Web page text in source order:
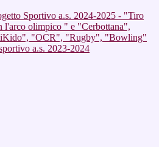
Sportivo a.s. 2024-2025 - "Tiro
l'arco olimpico " e "Cerbottana",
"OCR", "Rugby", "Bowling"
a.s. 2023-2024